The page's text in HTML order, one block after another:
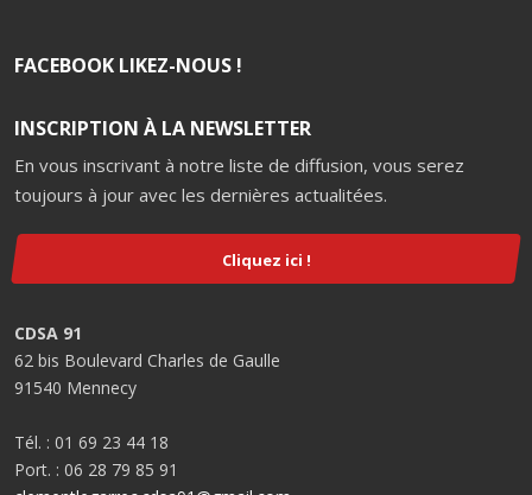
FACEBOOK LIKEZ-NOUS !
INSCRIPTION À LA NEWSLETTER
En vous inscrivant à notre liste de diffusion, vous serez
toujours à jour avec les dernières actualitées.
Cliquez ici !
CDSA 91
62 bis Boulevard Charles de Gaulle
91540 Mennecy
Tél. : 01 69 23 44 18
Port. : 06 28 79 85 91